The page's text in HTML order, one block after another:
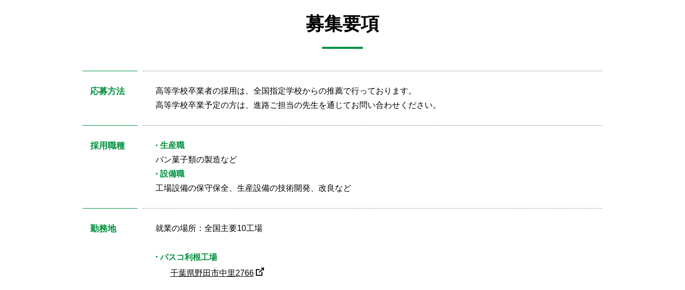
募集要項
応募方法
高等学校卒業者の採用は、全国指定学校からの推薦で行っております。
高等学校卒業予定の方は、進路ご担当の先生を通じてお問い合わせください。
採用職種
生産職
パン菓子類の製造など
設備職
工場設備の保守保全、生産設備の技術開発、改良など
勤務地 就業の場所：全国主要10工場
パスコ利根工場
千葉県野田市中里2766